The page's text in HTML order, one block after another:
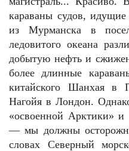
караваны судов,
из Мурманска в
ледовитого океана
добытую нефть и
более длинные
китайского Шанхая в
Нагойя в Лондон.
«освоенной Арктики» и
— мы должны
словах Северный